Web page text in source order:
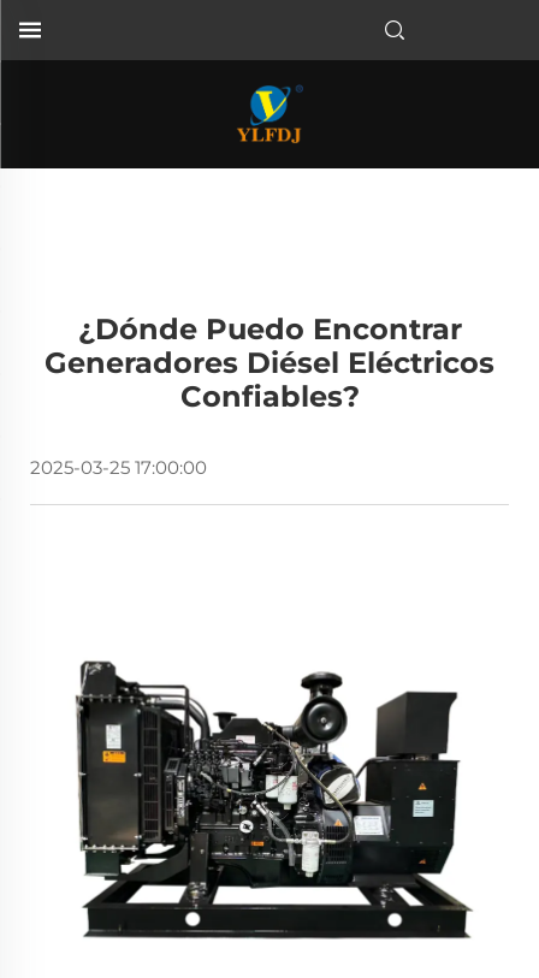
¿Dónde Puedo Encontrar
Generadores Diésel Eléctricos
Confiables?
2025-03-25 17:00:00